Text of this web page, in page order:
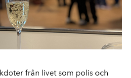
från livet som polis och